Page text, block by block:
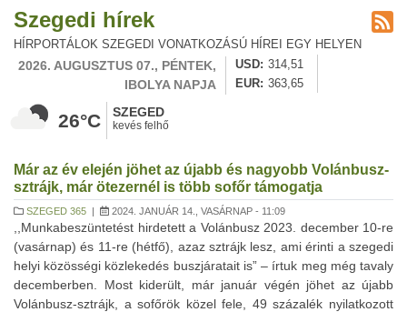
Szegedi hírek
HÍRPORTÁLOK SZEGEDI VONATKOZÁSÚ HÍREI EGY HELYEN
2026. AUGUSZTUS 07., PÉNTEK,
IBOLYA NAPJA
USD
314,51
EUR
363,65
26°C SZEGED
kevés felhő
Már az év elején jöhet az újabb és nagyobb Volánbusz-
sztrájk, már ötezernél is több sofőr támogatja
SZEGED 365 | 2024. JANUÁR 14., VASÁRNAP - 11:09
,,Munkabeszüntetést hirdetett a Volánbusz 2023. december 10-re
(vasárnap) és 11-re (hétfő), azaz sztrájk lesz, ami érinti a szegedi
helyi közösségi közlekedés buszjáratait is” – írtuk meg még tavaly
decemberben. Most kiderült, már január végén jöhet az újabb
Volánbusz-sztrájk, a sofőrök közel fele, 49 százalék nyilatkozott